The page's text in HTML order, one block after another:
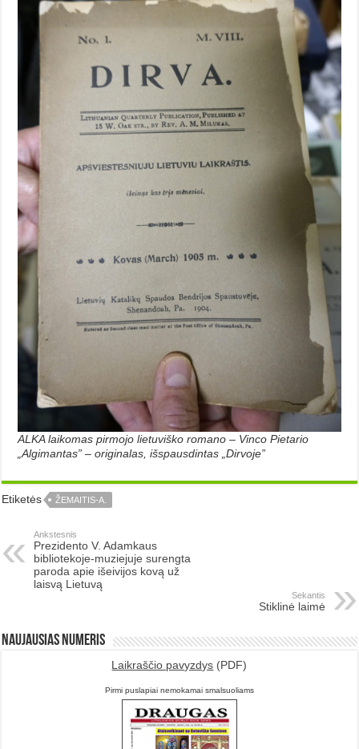
ALKA laikomas pirmojo lietuviško romano – Vinco Pietario
„Algimantas” – originalas, išspausdintas „Dirvoje”
Etiketės ŽEMAITIS-A.
Ankstesnis
Prezidento V. Adamkaus
bibliotekoje-muziejuje surengta
paroda apie išeivijos kovą už
laisvą Lietuvą
Sekantis
Stiklinė laimė
Naujausias numeris
Laikraščio pavyzdys (PDF)
Pirmi puslapiai nemokamai smalsuoliams